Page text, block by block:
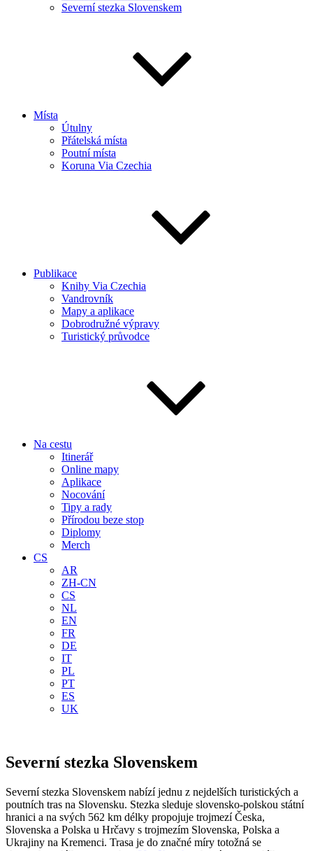
Severní stezka Slovenskem
Místa
Útulny
Přátelská místa
Poutní místa
Koruna Via Czechia
Publikace
Knihy Via Czechia
Vandrovník
Mapy a aplikace
Dobrodružné výpravy
Turistický průvodce
Na cestu
Itinerář
Online mapy
Aplikace
Nocování
Tipy a rady
Přírodou beze stop
Diplomy
Merch
CS
AR
ZH-CN
CS
NL
EN
FR
DE
IT
PL
PT
ES
UK
Severní stezka Slovenskem
Severní stezka Slovenskem nabízí jednu z nejdelších turistických a
poutních tras na Slovensku. Stezka sleduje slovensko-polskou státní
hranici a na svých 562 km délky propojuje trojmezí Česka,
Slovenska a Polska u Hrčavy s trojmezím Slovenska, Polska a
Ukrajiny na Kremenci. Trasa je do značné míry totožná se